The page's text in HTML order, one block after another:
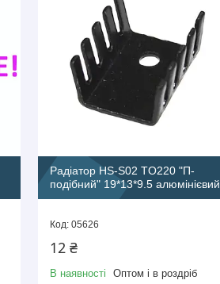
Радіатор HS-S02 TO220 "П-
подібний" 19*13*9.5 алюмінієвий
05626
12 ₴
В наявності Оптом і в роздріб